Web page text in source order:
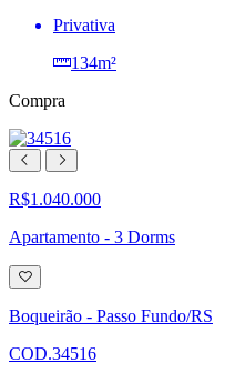
Privativa
134m²
Compra
R$1.040.000
Apartamento - 3 Dorms
Adicionar
à
lista
de
Boqueirão - Passo Fundo/RS
COD.34516